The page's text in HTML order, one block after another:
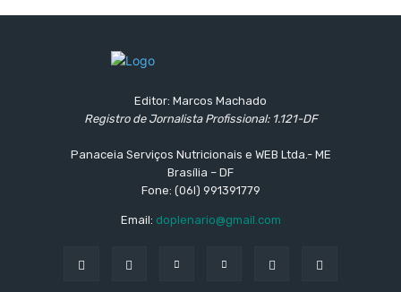
Editor: Marcos Machado
Registro de Jornalista Profissional: 1.121-DF
Panaceia Serviços Nutricionais e WEB Ltda.- ME
Brasília – DF
Fone: (06l) 991391779
Email: doplenario@gmail.com